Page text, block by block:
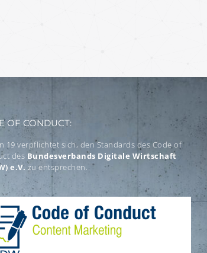
OF CONDUCT:
19 verpflichtet sich, den Standards des Code of
des Bundesverbands Digitale Wirtschaft
e.V. zu entsprechen.